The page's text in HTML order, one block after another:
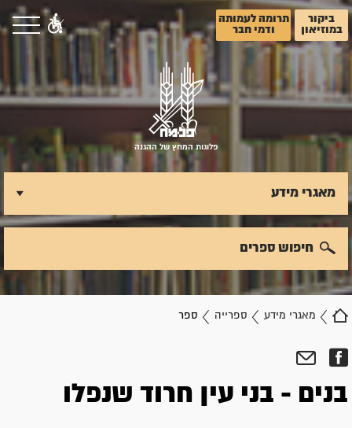
ביקור
במוזיאון
תרומה לעמותה
ודמי חבר
פלוגות המחץ של ההגנה
מאגרי מידע ספרייה ספר
מאגרי מידע
חיפוש ספרים
בנים - בני עין חרוד שנפלו